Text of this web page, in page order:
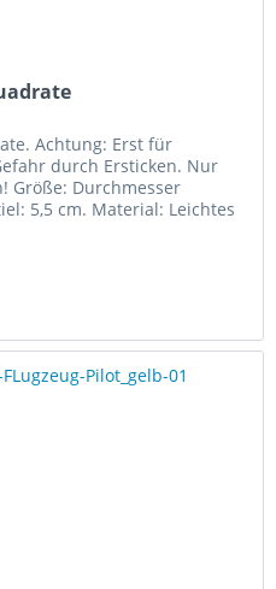
Achtung: Erst für
durch Ersticken. Nur
Größe: Durchmesser
5,5 cm. Material: Leichtes